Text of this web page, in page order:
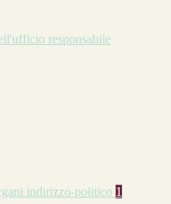
responsabile
indirizzo-politico 1